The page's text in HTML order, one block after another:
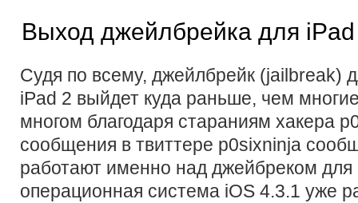
Выход джейлбрейка для
Судя по всему, джейлбрейк (jailbreak)
iPad 2 выйдет куда раньше, чем
многом благодаря стараниям хакера
сообщения в твиттере p0sixninja
работают именно над джейбреком для
операционная система iOS 4.3.1 уже